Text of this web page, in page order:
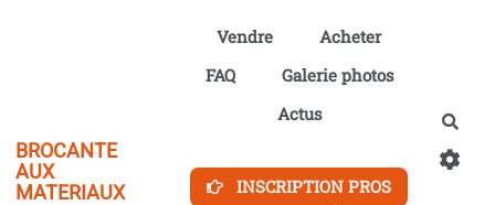
Aller au contenu principal
BROCANTE
AUX
MATERIAUX
Vendre
Acheter
FAQ
Galerie photos
Actus
INSCRIPTION PROS